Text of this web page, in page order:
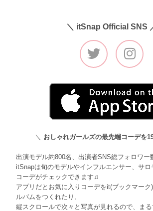
＼ itSnap Official SNS
＼ おしゃれガールズの最先端コーデを
出演モデル約800名、出演者SNS総フォロワー
itSnapは旬のモデルやインフルエンサー、サ
コーデがチェックできます♫
アプリだとお気に入りコーデをit(ブックマーク
ルバムをつくれたり、
縦スクロールで次々と写真が見れるので、ま